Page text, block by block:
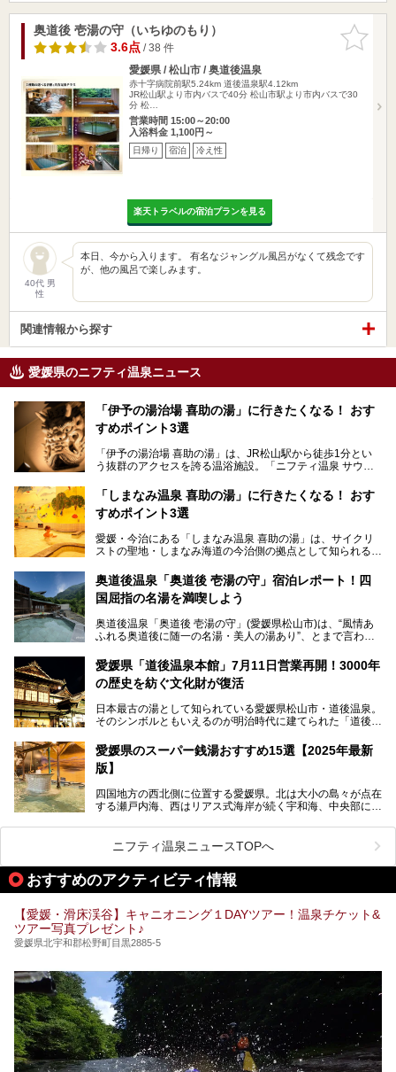
お気に入
りに追加
奥道後 壱湯の守（いちゆのもり）
3.6点/ 38 件
愛媛県 / 松山市 / 奥道後温泉
赤十字病院前駅5.24km 道後温泉駅4.12km
JR松山駅より市内バスで40分 松山市駅より市内バスで30
分 松…
営業時間 15:00～20:00
入浴料金 1,100円～
日帰り 宿泊 冷え性
楽天トラベルの宿泊プランを見る
40代 男
性
本日、今から入ります。 有名なジャングル風呂がなくて残念です
が、他の風呂で楽しみます。
関連情報から探す
愛媛県のニフティ温泉ニュース
「伊予の湯治場 喜助の湯」に行きたくなる！ おす
すめポイント3選
「伊予の湯治場 喜助の湯」は、JR松山駅から徒歩1分とい
う抜群のアクセスを誇る温浴施設。「ニフティ温泉 サウナ
ナーが訪れる人気スポットです。天然温泉・サウナ・岩盤
浴・食事・宿泊まで“癒しのすべて”がそろう人気施設の中で
も、特におすすめしたい3つのポイントについて厳選してお
「しまなみ温泉 喜助の湯」に行きたくなる！ おす
すめポイント3選
愛媛・今治にある「しまなみ温泉 喜助の湯」は、サイクリ
ストの聖地・しまなみ海道の今治側の拠点として知られる人
ばれていて、自転車ロッカーや工具、給水サービスなど、旅
人に嬉しい工夫がたっぷり。お風呂は内湯から半露天、サウ
ナまで種類豊富で広々空間。泉質も温度もバリエーション豊
ポイントについて厳選してお届けします。読めばきっと、行
きたくなること間違いなし！
奥道後温泉「奥道後 壱湯の守」宿泊レポート！四
国屈指の名湯を満喫しよう
奥道後温泉「奥道後 壱湯の守」(愛媛県松山市)は、“風情あ
ふれる奥道後に随一の名湯・美人の湯あり”、とまで言われ
露天風呂。日々の生活から隔離された非日常感を味わえま
す。
ト。今回はニフティ温泉ライターである筆者自ら宿泊し、名
物の大露天風呂「翠明の湯」の全浴槽をご紹介。また、パブ
その魅力をご紹介します！
愛媛県「道後温泉本館」7月11日営業再開！3000年
の歴史を紡ぐ文化財が復活
日本最古の湯として知られている愛媛県松山市・道後温泉。
そのシンボルともいえるのが明治時代に建てられた「道後温
いた保存修理工事が終わり、いよいよ2024年7月11日から
全館営業再開となります。
愛媛県のスーパー銭湯おすすめ15選【2025年最新
版】
四国地方の西北側に位置する愛媛県。北は大小の島々が点在
する瀬戸内海、西はリアス式海岸が続く宇和海、中央部には
な自然と、温暖な気候が魅力の県です。
日本最古の温泉といわれる道後温泉を筆頭に、多くの温泉が
ある愛媛県は、スーパー銭湯も豊富です。中には、中四国地
方を代表する人気の施設も。今回は、愛媛県の誇るスーパー
銭湯をピックアップしました。
ニフティ温泉ニュースTOPへ
おすすめのアクティビティ情報
【愛媛・滑床渓谷】キャニオニング１DAYツアー！温泉チケット&
ツアー写真プレゼント♪
愛媛県北宇和郡松野町目黒2885-5